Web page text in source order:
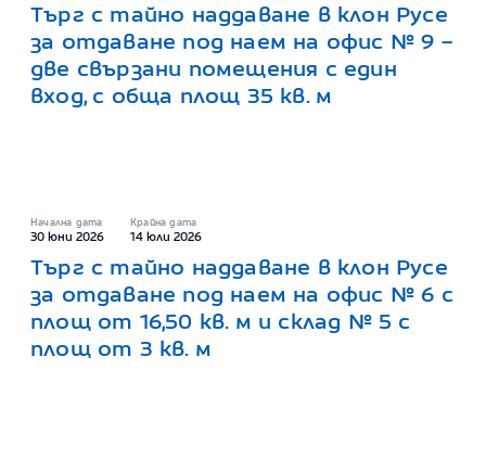
Търг с тайно наддаване в клон Русе
за отдаване под наем на офис № 9 –
две свързани помещения с един
вход, с обща площ 35 кв. м
Начална дата
30 юни 2026
Крайна дата
14 юли 2026
Търг с тайно наддаване в клон Русе
за отдаване под наем на офис № 6 с
площ от 16,50 кв. м и склад № 5 с
площ от 3 кв. м